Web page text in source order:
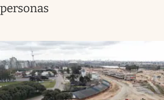
personas